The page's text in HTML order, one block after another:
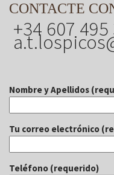
CONTACTE
+34 607 495
Nombre y Apellidos
Tu correo electrónico
Teléfono (requerido)